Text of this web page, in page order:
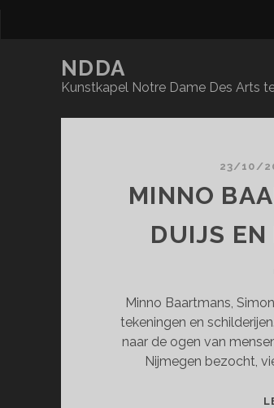
NDDA
Kunstkapel Notre Dame Des Arts
23/10/
MINNO
DUIJS
Minno Baartmans,
tekeningen en
naar de ogen van
Nijmegen bezocht,